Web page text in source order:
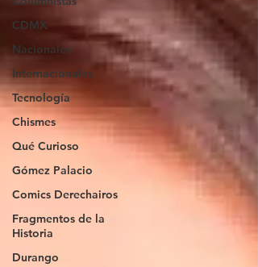
CDMX
Nacionales
Internacionales
Tecnología
Chismes
Qué Curioso
Gómez Palacio
Comics Derechairos
Fragmentos de la
Historia
Durango